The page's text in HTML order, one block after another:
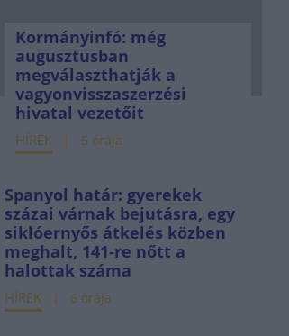
Kormányinfó: még
augusztusban
megválaszthatják a
vagyonvisszaszerzési
hivatal vezetőit
HÍREK 5 órája
Spanyol határ: gyerekek
százai várnak bejutásra, egy
siklóernyős átkelés közben
meghalt, 141-re nőtt a
halottak száma
HÍREK 6 órája